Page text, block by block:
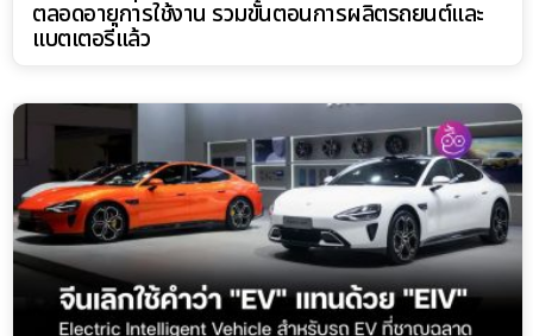
ตลอดอายุการใช้งาน รวมขั้นตอนการผลิตรถยนต์และ
แบตเตอรี่แล้ว